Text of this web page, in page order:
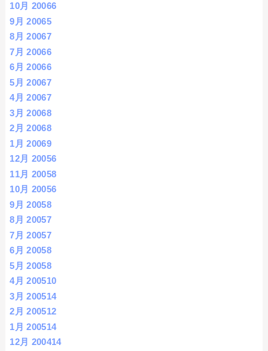
10月 20066
9月 20065
8月 20067
7月 20066
6月 20066
5月 20067
4月 20067
3月 20068
2月 20068
1月 20069
12月 20056
11月 20058
10月 20056
9月 20058
8月 20057
7月 20057
6月 20058
5月 20058
4月 200510
3月 200514
2月 200512
1月 200514
12月 200414